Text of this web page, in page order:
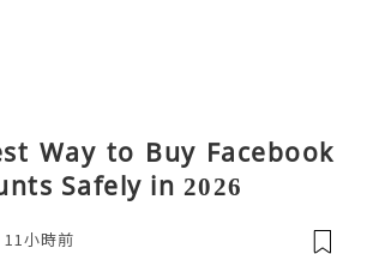
Way to Buy Facebook
Safely in 2026
11小時前